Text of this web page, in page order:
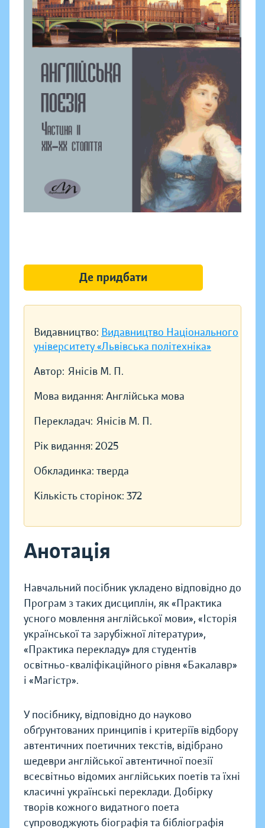
Видавництво: Видавництво Національного
університету «Львівська політехніка»
Автор: Янісів М. П.
Мова видання: Англійська мова
Перекладач: Янісів М. П.
Рік видання: 2025
Обкладинка: тверда
Кількість сторінок: 372
Анотація
Навчальний посібник укладено відповідно до
Програм з таких дисциплін, як «Практика
усного мовлення англійської мови», «Історія
української та зарубіжної літератури»,
«Практика перекладу» для студентів
освітньо-кваліфікаційного рівня «Бакалавр»
і «Магістр».
У посібнику, відповідно до науково
обґрунтованих принципів і критеріїв відбору
автентичних поетичних текстів, відібрано
шедеври англійської автентичної поезії
всесвітньо відомих англійських поетів та їхні
класичні українські переклади. Добірку
творів кожного видатного поета
супроводжують біографія та бібліографія
Де придбати